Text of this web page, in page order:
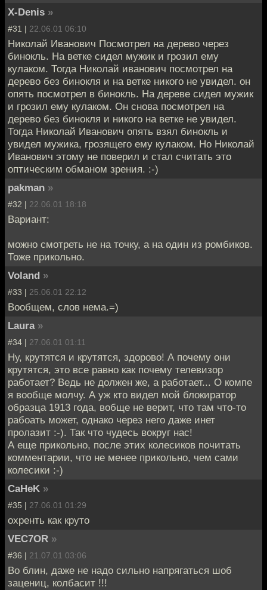
X-Denis »
#31 | 22.06.01 06:10
Николай Иванович Посмотрел на дерево через
бинокль. На ветке сидел мужик и грозил ему
кулаком. Тогда Николай иванович посмотрел на
дерево без бинокля и на ветке никого не увидел. он
опять посмотрел в бинокль. На дереве сидел мужик
и грозил ему кулаком. Он снова посмотрел на
дерево без бинокля и никого на ветке не увидел.
Тогда Николай Иванович опять взял бинокль и
увидел мужика, грозящего ему кулаком. Но Николай
Иванович этому не поверил и стал считать это
оптическим обманом зрения. :-)
pakman »
#32 | 22.06.01 18:18
Вариант:
можно смотреть не на точку, а на один из ромбиков.
Тоже прикольно.
Voland »
#33 | 25.06.01 22:12
Вообщем, слов нема.=)
Laura »
#34 | 27.06.01 01:11
Ну, крутятся и крутятся, здорово! А почему они
крутятся, это все равно как почему телевизор
работает? Ведь не должен же, а работает... О компе
я вообще молчу. А уж кто видел мой блокиратор
образца 1913 года, вобще не верит, что там что-то
рабоать может, однако через него даже инет
пролазит :-). Так что чудесь вокруг нас!
А еще прикольно, после этих колесиков почитать
комментарии, что не менее прикольно, чем сами
колесики :-)
CaHeK »
#35 | 27.06.01 01:29
охренть как круто
VEC7OR »
#36 | 21.07.01 03:06
Во блин, даже не надо сильно напрягаться шоб
зацениц, колбасит !!!